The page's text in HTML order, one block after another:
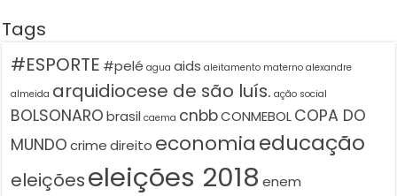
Tags
#ESPORTE #pelé agua aids aleitamento materno alexandre
almeida arquidiocese de são luís. ação social
BOLSONARO brasil caema cnbbCONMEBOLCOPA DO
MUNDO crime direito economiaeducação
eleiçõeseleições 2018 enem